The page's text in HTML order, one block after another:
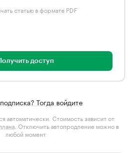
статью в формате PDF
Получить доступ
Тогда войдите
автоматически. Стоимость зависит от
. Отключить автопродление можно в
любой момент